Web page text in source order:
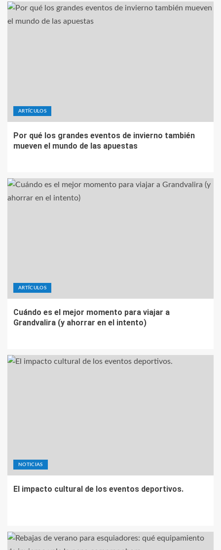
ARTÍCULOS
Por qué los grandes eventos de invierno también
mueven el mundo de las apuestas
ARTÍCULOS
Cuándo es el mejor momento para viajar a
Grandvalira (y ahorrar en el intento)
NOTICIAS
El impacto cultural de los eventos deportivos.